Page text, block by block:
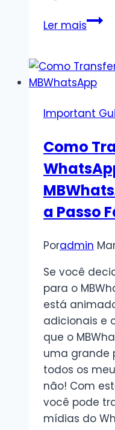
Ler maisComo
MB
o
de
link
Important
Como
a Passo
Poradmin
Se você
para o
está
adicionais e
que o
uma grande
todos os
não! Com
você pode
mídias do